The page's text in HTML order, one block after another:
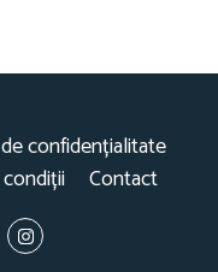
confidențialitate
Contact